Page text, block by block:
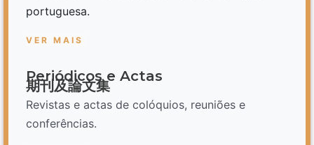
portuguesa.
VER MAIS
Periódicos e Actas
期刊及論文集
Revistas e actas de colóquios, reuniões e
conferências.